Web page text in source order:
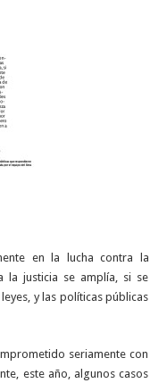
en la lucha contra la
la justicia se amplía, si se
y las políticas públicas
seriamente con
este año, algunos casos